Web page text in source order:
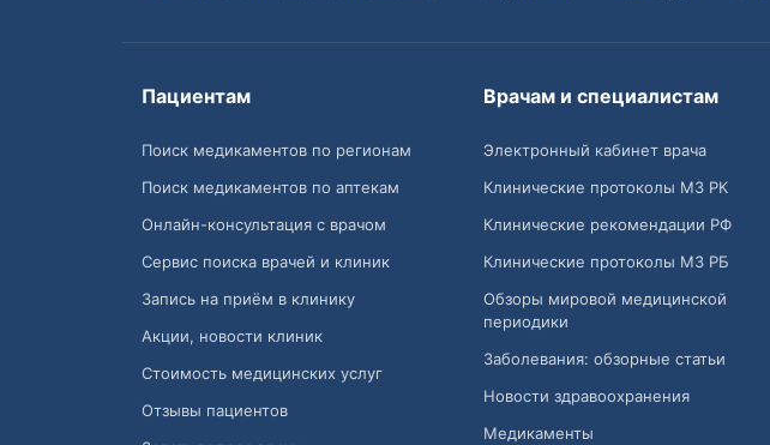
Пациентам
Поиск медикаментов по регионам
Поиск медикаментов по аптекам
Онлайн-консультация с врачом
Сервис поиска врачей и клиник
Запись на приём в клинику
Акции, новости клиник
Стоимость медицинских услуг
Отзывы пациентов
Врачам и специалистам
Электронный кабинет врача
Клинические протоколы МЗ РК
Клинические рекомендации РФ
Клинические протоколы МЗ РБ
Обзоры мировой медицинской
периодики
Заболевания: обзорные статьи
Новости здравоохранения
Медикаменты